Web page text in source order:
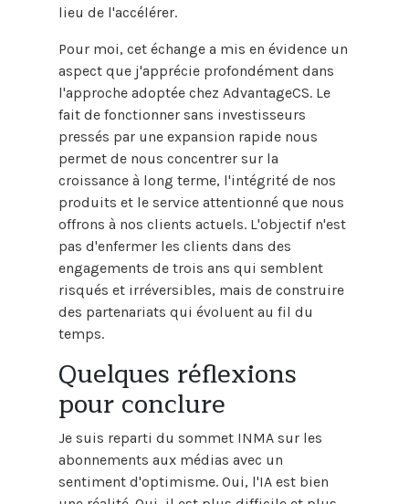
lieu de l'accélérer.
Pour moi, cet échange a mis en évidence un
aspect que j'apprécie profondément dans
l'approche adoptée chez AdvantageCS. Le
fait de fonctionner sans investisseurs
pressés par une expansion rapide nous
permet de nous concentrer sur la
croissance à long terme, l'intégrité de nos
produits et le service attentionné que nous
offrons à nos clients actuels. L'objectif n'est
pas d'enfermer les clients dans des
engagements de trois ans qui semblent
risqués et irréversibles, mais de construire
des partenariats qui évoluent au fil du
temps.
Quelques réflexions
pour conclure
Je suis reparti du sommet INMA sur les
abonnements aux médias avec un
sentiment d'optimisme. Oui, l'IA est bien